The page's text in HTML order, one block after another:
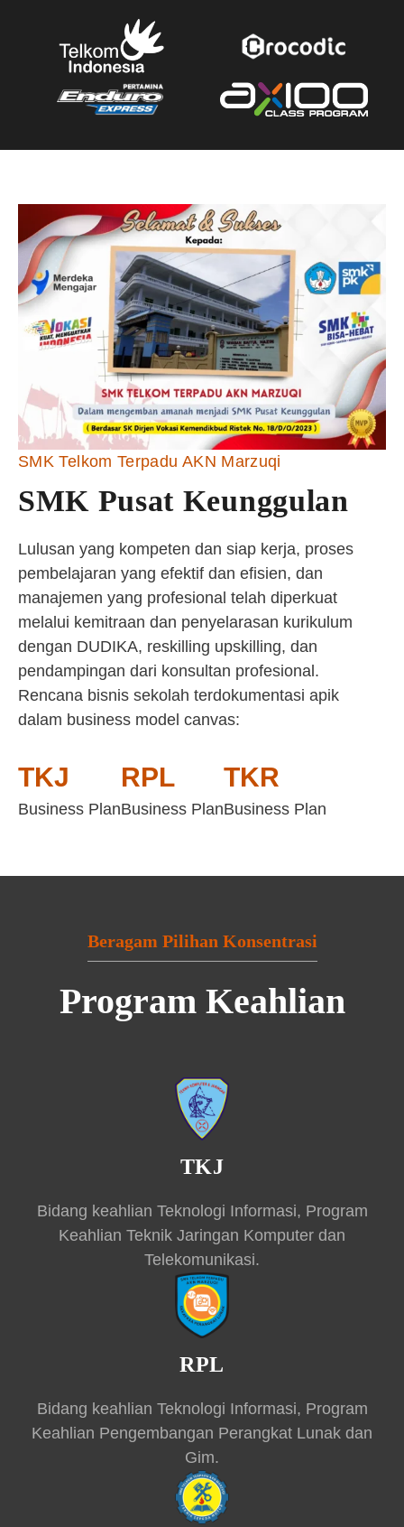
SMK Telkom Terpadu AKN Marzuqi
SMK Pusat Keunggulan
Lulusan yang kompeten dan siap kerja, proses
pembelajaran yang efektif dan efisien, dan
manajemen yang profesional telah diperkuat
melalui kemitraan dan penyelarasan kurikulum
dengan DUDIKA, reskilling upskilling, dan
pendampingan dari konsultan profesional.
Rencana bisnis sekolah terdokumentasi apik
dalam business model canvas:
TKJ
Business Plan
RPL
Business Plan
TKR
Business Plan
Beragam Pilihan Konsentrasi
Program Keahlian
TKJ
Bidang keahlian Teknologi Informasi, Program
Keahlian Teknik Jaringan Komputer dan
Telekomunikasi.
RPL
Bidang keahlian Teknologi Informasi, Program
Keahlian Pengembangan Perangkat Lunak dan
Gim.